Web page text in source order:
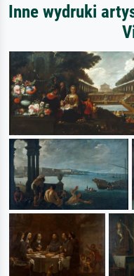
Inne wydruki